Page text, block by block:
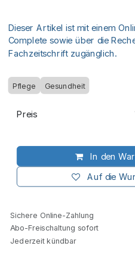
Dieser Artikel ist mit einem
Complete sowie über die
Fachzeitschrift zugänglich.
Pflege Gesundheit
In den
Auf die
Preis
Sichere Online-Zahlung
Abo-Freischaltung sofort
Jederzeit kündbar